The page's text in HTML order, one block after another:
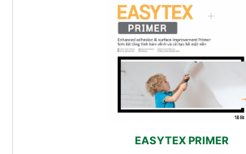
EASYTEX PRIMER